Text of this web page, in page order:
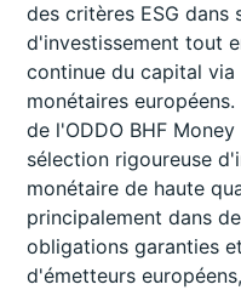
des critères ESG dans
d'investissement tout
continue du capital
monétaires
de l'ODDO BHF
sélection rigoureuse
monétaire de haute
principalement dans
obligations garanties
d'émetteurs